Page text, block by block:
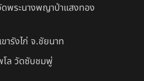
พระนางพญาป่าแสงทอง
ารังไก่ จ.ชัยนาท
ล วัดซับชมพู่